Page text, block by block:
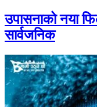
उपासनाको नया
सार्वजनिक